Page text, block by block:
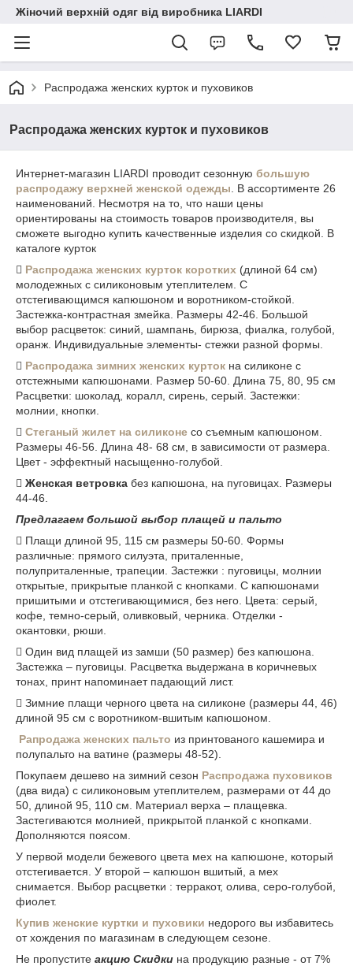
Жіночий верхній одяг від виробника LIARDI
Распродажа женских курток и пуховиков
Распродажа женских курток и пуховиков
Интернет-магазин LIARDI проводит сезонную большую
распродажу верхней женской одежды . В ассортименте 26
наименований. Несмотря на то, что наши цены
ориентированы на стоимость товаров производителя, вы
сможете выгодно купить качественные изделия со скидкой. В
каталоге курток
​ Распродажа женских курток коротких (длиной 64 см)
молодежных с силиконовым утеплителем. С
отстегивающимся капюшоном и воротником-стойкой.
Застежка-контрастная змейка. Размеры 42-46. Большой
выбор расцветок: синий, шампань, бирюза, фиалка, голубой,
оранж. Индивидуальные элементы- стежки разной формы.
​ Распродажа зимних женских курток на силиконе с
отстежными капюшонами. Размер 50-60. Длина 75, 80, 95 см
Расцветки: шоколад, коралл, сирень, серый. Застежки:
молнии, кнопки.
​ Стеганый жилет на силиконе со съемным капюшоном.
Размеры 46-56. Длина 48- 68 см, в зависимости от размера.
Цвет - эффектный насыщенно-голубой.
​ Женская ветровка без капюшона, на пуговицах. Размеры
44-46.
Предлагаем большой выбор плащей и пальто
​ Плащи длиной 95, 115 см размеры 50-60. Формы
различные: прямого силуэта, приталенные,
полуприталенные, трапеции. Застежки : пуговицы, молнии
открытые, прикрытые планкой с кнопками. С капюшонами
пришитыми и отстегивающимися, без него. Цвета: серый,
кофе, темно-серый, оливковый, черника. Отделки -
окантовки, рюши.
​ Один вид плащей из замши (50 размер) без капюшона.
Застежка – пуговицы. Расцветка выдержана в коричневых
тонах, принт напоминает падающий лист.
​ Зимние плащи черного цвета на силиконе (размеры 44, 46)
длиной 95 см с воротником-вшитым капюшоном.
Рапродажа женских пальто из принтованого кашемира и
полупальто на ватине (размеры 48-52).
Покупаем дешево на зимний сезон Распродажа пуховиков
(два вида) с силиконовым утеплителем, размерами от 44 до
50, длиной 95, 110 см. Материал верха – плащевка.
Застегиваются молнией, прикрытой планкой с кнопками.
Дополняются поясом.
У первой модели бежевого цвета мех на капюшоне, который
отстегивается. У второй – капюшон вшитый, а мех
снимается. Выбор расцветки : терракот, олива, серо-голубой,
фиолет.
Купив женские куртки и пуховики недорого вы избавитесь
от хождения по магазинам в следующем сезоне.
Не пропустите акцию Скидки на продукцию разные - от 7%